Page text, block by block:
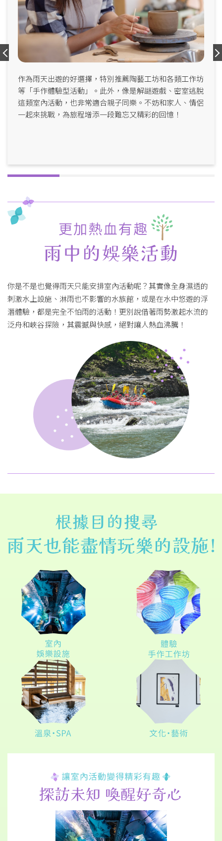
作為雨天出遊的好選擇，特別推薦陶藝工坊和各類工作坊
等「手作體驗型活動」。此外，像是解謎遊戲、密室逃脫
這類室內活動，也非常適合親子同樂。不妨和家人、情侶
一起來挑戰，為旅程增添一段難忘又精彩的回憶！
你是不是也覺得雨天只能安排室內活動呢？其實像全身濕透的
刺激水上設施、淋雨也不影響的水族館，或是在水中悠遊的浮
潛體驗，都是完全不怕雨的活動！更別說借著雨勢激起水流的
泛舟和峽谷探險，其震撼與快感，絕對讓人熱血沸騰！